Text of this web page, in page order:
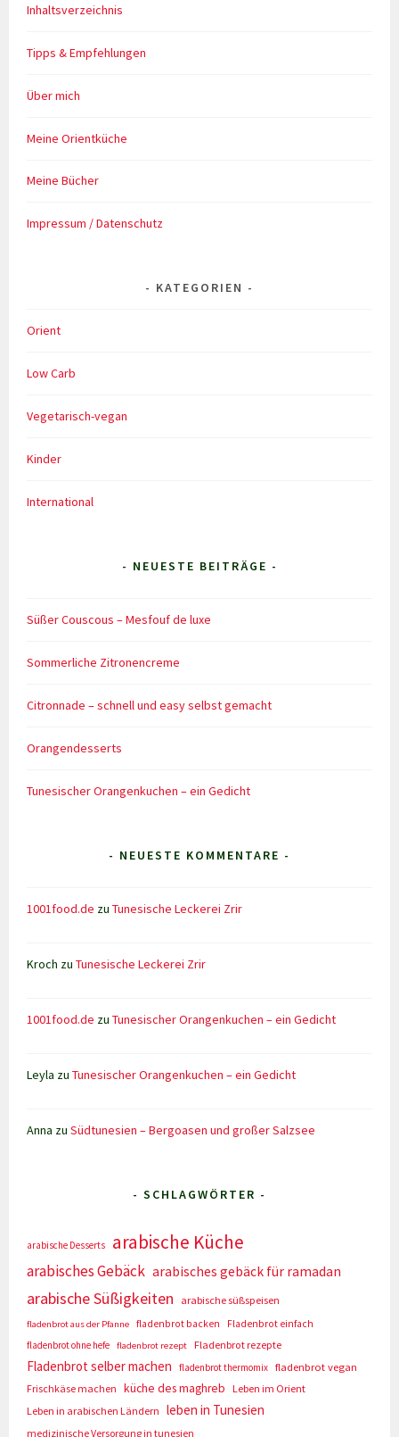
Inhaltsverzeichnis
Tipps & Empfehlungen
Über mich
Meine Orientküche
Meine Bücher
Impressum / Datenschutz
KATEGORIEN
Orient
Low Carb
Vegetarisch-vegan
Kinder
International
- NEUESTE BEITRÄGE -
Süßer Couscous – Mesfouf de luxe
Sommerliche Zitronencreme
Citronnade – schnell und easy selbst gemacht
Orangendesserts
Tunesischer Orangenkuchen – ein Gedicht
- NEUESTE KOMMENTARE -
1001food.de zuTunesische Leckerei Zrir
Kroch zuTunesische Leckerei Zrir
1001food.de zuTunesischer Orangenkuchen – ein Gedicht
Leyla zuTunesischer Orangenkuchen – ein Gedicht
Anna zuSüdtunesien – Bergoasen und großer Salzsee
- SCHLAGWÖRTER -
arabische Desserts arabische Küche
arabisches Gebäck arabisches gebäck für ramadan
arabische Süßigkeiten arabische süßspeisen
fladenbrot aus der Pfanne fladenbrot backen
Fladenbrot einfach
fladenbrot ohne hefe
fladenbrot rezept Fladenbrot rezepte
Fladenbrot selber machen fladenbrot thermomix fladenbrot vegan
Frischkäse machen
küche des maghreb
Leben im Orient
Leben in arabischen Ländern
leben in Tunesien
medizinische Versorgung in tunesien